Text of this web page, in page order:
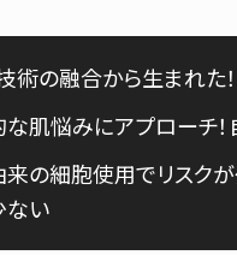
術の融合から生まれた
肌悩みにアプローチ
の細胞使用でリスク
ない